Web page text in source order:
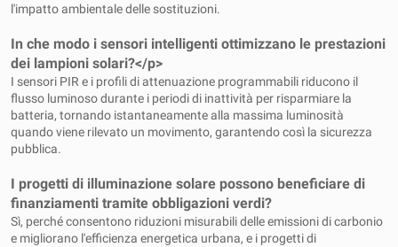
l'impatto ambientale delle sostituzioni.
In che modo i sensori intelligenti ottimizzano le prestazioni
dei lampioni solari?</p>
I sensori PIR e i profili di attenuazione programmabili riducono il
flusso luminoso durante i periodi di inattività per risparmiare la
batteria, tornando istantaneamente alla massima luminosità
quando viene rilevato un movimento, garantendo così la sicurezza
pubblica.
I progetti di illuminazione solare possono beneficiare di
finanziamenti tramite obbligazioni verdi?
Sì, perché consentono riduzioni misurabili delle emissioni di carbonio
e migliorano l'efficienza energetica urbana, e i progetti di